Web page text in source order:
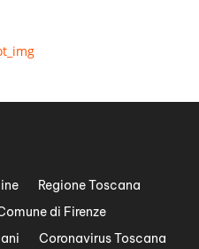
Regione Toscana
di Firenze
Coronavirus Toscana